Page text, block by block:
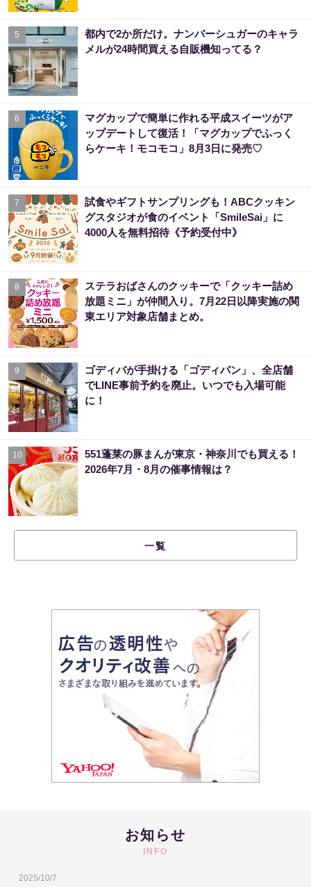
5
都内で2か所だけ。ナンバーシュガーのキャラ
メルが24時間買える自販機知ってる？
6
マグカップで簡単に作れる平成スイーツがア
ップデートして復活！「マグカップでふっく
らケーキ！モコモコ」8月3日に発売♡
7
試食やギフトサンプリングも！ABCクッキン
グスタジオが食のイベント「SmileSai」に
4000人を無料招待《予約受付中》
8
ステラおばさんのクッキーで「クッキー詰め
放題ミニ」が仲間入り。7月22日以降実施の関
東エリア対象店舗まとめ。
9
ゴディバが手掛ける「ゴディパン」、全店舗
でLINE事前予約を廃止。いつでも入場可能
に！
10
551蓬莱の豚まんが東京・神奈川でも買える！
2026年7月・8月の催事情報は？
一覧
お知らせ
INFO
2025/10/7